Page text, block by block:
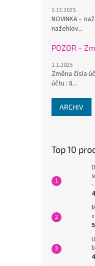
2.12.2025
NOVINKA -
nažehlov...
POZOR -
1.1.2025
Změna čísla
účtu : 8...
ARCHIV
Top 10
-